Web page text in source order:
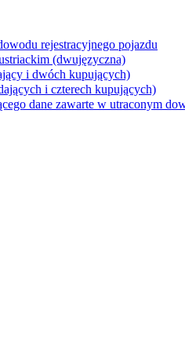
rejestracyjnego pojazdu
(dwujęzyczna)
i dwóch kupujących)
i czterech kupujących)
dane zawarte w utraconym